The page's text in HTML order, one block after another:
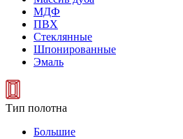
МДФ
ПВХ
Стеклянные
Шпонированные
Эмаль
Тип полотна
Большие